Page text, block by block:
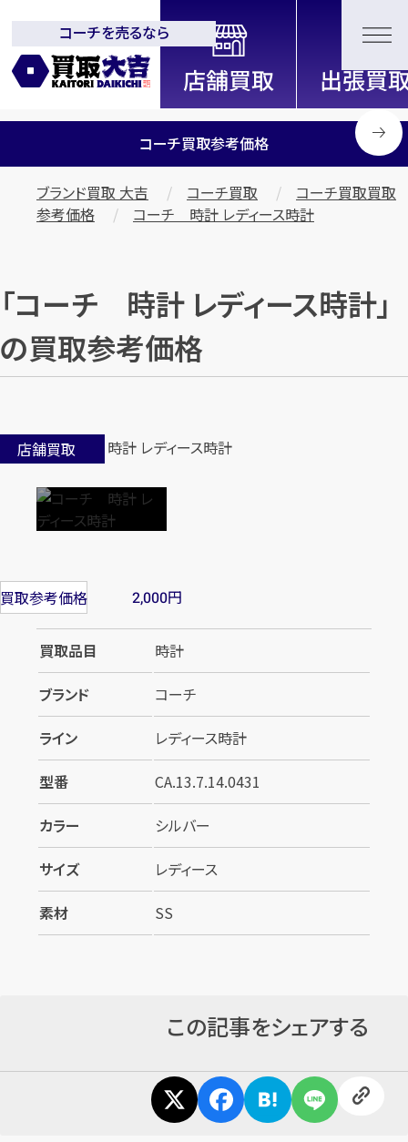
全国2200店舗以上展開中！
信頼と実績の買取専門店「買取大
吉」
コーチを売るなら
カンタン無料
コーチ買取参考価格
ブランド買取 大吉 コーチ買取
コーチ買取買取
参考価格
コーチ 時計 レディース時計
「コーチ 時計 レディース時計」
の買取参考価格
店舗買取
買取参考価格 2,000円
買取品目
時計
ブランド
コーチ
ライン
レディース時計
型番
CA.13.7.14.0431
カラー
シルバー
サイズ
レディース
素材
SS
この記事をシェアする